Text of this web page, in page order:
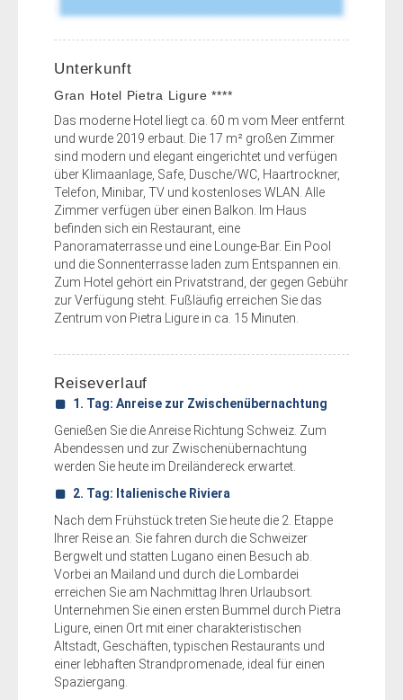
Unterkunft
Gran Hotel Pietra Ligure ****
Das moderne Hotel liegt ca. 60 m vom Meer entfernt
und wurde 2019 erbaut. Die 17 m² großen Zimmer
sind modern und elegant eingerichtet und verfügen
über Klimaanlage, Safe, Dusche/WC, Haartrockner,
Telefon, Minibar, TV und kostenloses WLAN. Alle
Zimmer verfügen über einen Balkon. Im Haus
befinden sich ein Restaurant, eine
Panoramaterrasse und eine Lounge-Bar. Ein Pool
und die Sonnenterrasse laden zum Entspannen ein.
Zum Hotel gehört ein Privatstrand, der gegen Gebühr
zur Verfügung steht. Fußläufig erreichen Sie das
Zentrum von Pietra Ligure in ca. 15 Minuten.
Reiseverlauf
1. Tag: Anreise zur Zwischenübernachtung
Genießen Sie die Anreise Richtung Schweiz. Zum
Abendessen und zur Zwischenübernachtung
werden Sie heute im Dreiländereck erwartet.
2. Tag: Italienische Riviera
Nach dem Frühstück treten Sie heute die 2. Etappe
Ihrer Reise an. Sie fahren durch die Schweizer
Bergwelt und statten Lugano einen Besuch ab.
Vorbei an Mailand und durch die Lombardei
erreichen Sie am Nachmittag Ihren Urlaubsort.
Unternehmen Sie einen ersten Bummel durch Pietra
Ligure, einen Ort mit einer charakteristischen
Altstadt, Geschäften, typischen Restaurants und
einer lebhaften Strandpromenade, ideal für einen
Spaziergang.